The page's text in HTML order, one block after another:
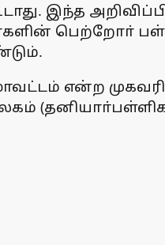
இந்த
பெற்றோா்
என்ற